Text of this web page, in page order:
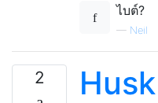
ไบต์?
— Neil
2 Husk